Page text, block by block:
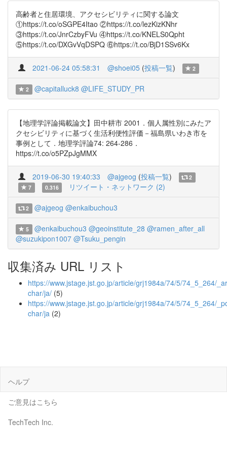
高齢者と住居環境、アクセシビリティに関する論文
①https://t.co/oSGPE4Itao ②https://t.co/lezKizKNhr
③https://t.co/JnrCzbyFVu ④https://t.co/KNELS0Qpht
⑤https://t.co/DXGvVqDSPQ ⑥https://t.co/BjD1SSv6Kx
2021-06-24 05:58:31 @shoei05 (投稿一覧) 2
2 @capitalluck8 @LIFE_STUDY_PR
【地理学評論掲載論文】田中耕市 2001．個人属性別にみたア
クセシビリティに基づく生活利便性評価－福島県いわき市を
事例として．地理学評論74: 264-286．
https://t.co/o5PZpJgMMX
2019-06-30 19:40:33 @ajgeog (投稿一覧)
2
7
0.316 リツイート・ネットワーク (2)
2 @ajgeog @enkaibuchou3
5 @enkaibuchou3 @geoinstitute_28 @ramen_after_all
@suzukipon1007 @Tsuku_pengin
収集済み URL リスト
https://www.jstage.jst.go.jp/article/grj1984a/74/5/74_5_264/
char/ja/ (5)
https://www.jstage.jst.go.jp/article/grj1984a/74/5/74_5_264/
char/ja (2)
ヘルプ
ご意見はこちら
TechTech Inc.